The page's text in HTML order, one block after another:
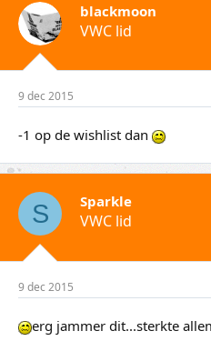
blackmoon
VWC lid
9 dec 2015
-1 op de wishlist dan
S Sparkle
VWC lid
9 dec 2015
erg jammer dit...sterkte